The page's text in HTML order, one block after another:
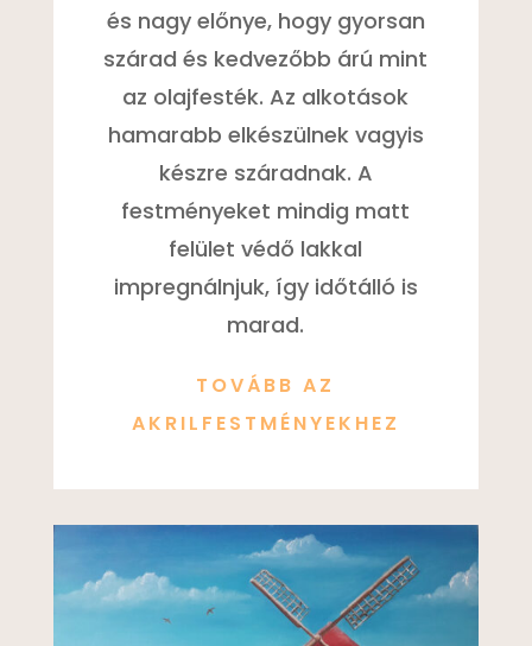
és nagy előnye, hogy gyorsan
szárad és kedvezőbb árú mint
az olajfesték. Az alkotások
hamarabb elkészülnek vagyis
készre száradnak. A
festményeket mindig matt
felület védő lakkal
impregnálnjuk, így időtálló is
marad.
TOVÁBB AZ
AKRILFESTMÉNYEKHEZ